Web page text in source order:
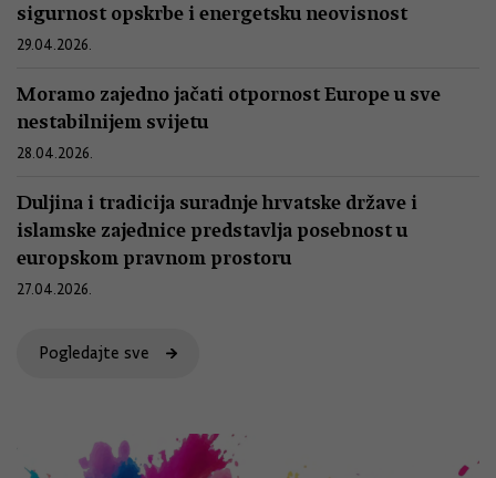
sigurnost opskrbe i energetsku neovisnost
29.04.2026.
Moramo zajedno jačati otpornost Europe u sve
nestabilnijem svijetu
28.04.2026.
Duljina i tradicija suradnje hrvatske države i
islamske zajednice predstavlja posebnost u
europskom pravnom prostoru
27.04.2026.
Pogledajte sve